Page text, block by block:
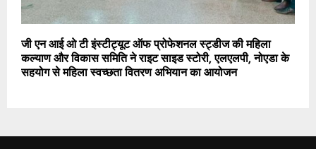
जी एन आई ओ टी इंस्टीट्यूट ऑफ प्रोफेशनल स्ट्डीज की महिला
कल्याण और विकास समिति ने राइट साइड स्टोरी, एलएलपी, नोएडा के
सहयोग से महिला स्वच्छता वितरण अभियान का आयोजन